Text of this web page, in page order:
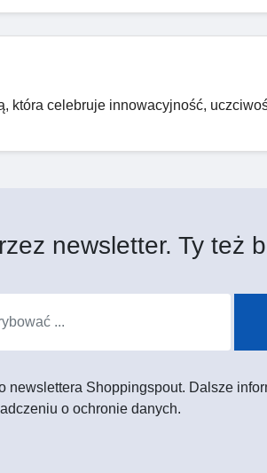
która celebruje innowacyjność,
newsletter. Ty też
newslettera Shoppingspout. Dalsze
o ochronie danych.